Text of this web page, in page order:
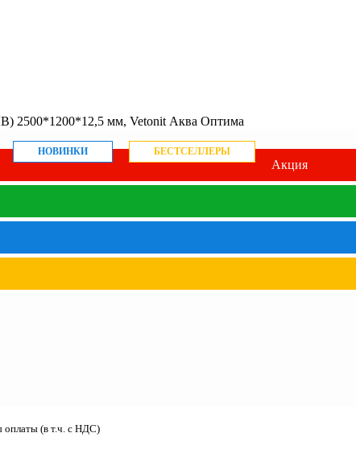
2500*1200*12,5 мм, Vetonit Аква Оптима
НОВИНКИ БЕСТСЕЛЛЕРЫ
Акция
(в т.ч. с НДС)